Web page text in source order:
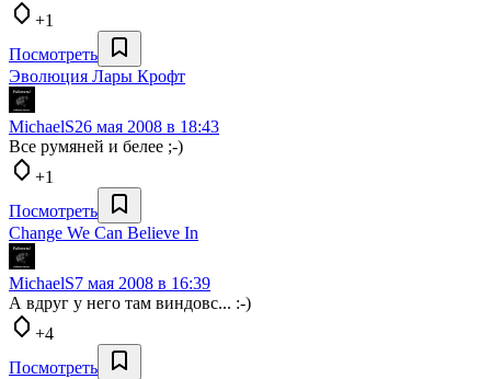
+1
Посмотреть
Эволюция Лары Крофт
MichaelS26 мая 2008 в 18:43
Все румяней и белее ;-)
+1
Посмотреть
Change We Can Believe In
MichaelS7 мая 2008 в 16:39
А вдруг у него там виндовс... :-)
+4
Посмотреть